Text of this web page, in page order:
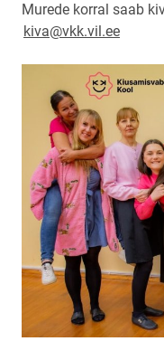
Murede korral saab
kiva@vkk.vil.ee